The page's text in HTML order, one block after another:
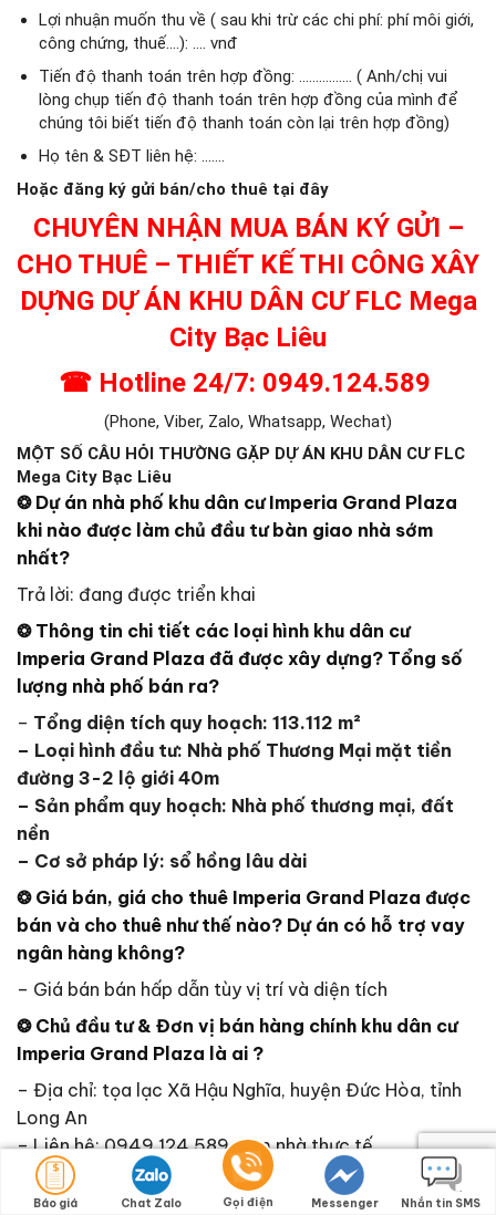
Lợi nhuận muốn thu về ( sau khi trừ các chi phí: phí môi giới,
công chứng, thuế….): …. vnđ
Tiến độ thanh toán trên hợp đồng: ……………. ( Anh/chị vui
lòng chụp tiến độ thanh toán trên hợp đồng của mình để
chúng tôi biết tiến độ thanh toán còn lại trên hợp đồng)
Họ tên & SĐT liên hệ: …….
Hoặc đăng ký gửi bán/cho thuê tại đây
CHUYÊN NHẬN MUA BÁN KÝ GỬI –
CHO THUÊ – THIẾT KẾ THI CÔNG XÂY
DỰNG DỰ ÁN KHU DÂN CƯ FLC Mega
City Bạc Liêu
☎ Hotline 24/7: 0949.124.589
(Phone, Viber, Zalo, Whatsapp, Wechat)
MỘT SỐ CÂU HỎI THƯỜNG GẶP DỰ ÁN KHU DÂN CƯ FLC
Mega City Bạc Liêu
❂ Dự án nhà phố khu dân cưImperia Grand Plaza
khi nào được làm chủ đầu tư bàn giao nhà sớm
nhất?
Trả lời: đang được triển khai
❂ Thông tin chi tiết các loại hình khu dân cư
Imperia Grand Plaza đã được xây dựng? Tổng số
lượng nhà phố bán ra?
– Tổng diện tích quy hoạch: 113.112 m²
– Loại hình đầu tư: Nhà phố Thương Mại mặt tiền
đường 3-2 lộ giới 40m
– Sản phẩm quy hoạch: Nhà phố thương mại, đất
nền
– Cơ sở pháp lý: sổ hồng lâu dài
❂ Giá bán, giá cho thuê Imperia Grand Plaza được
bán và cho thuê như thế nào? Dự án có hỗ trợ vay
ngân hàng không?
– Giá bán bán hấp dẫn tùy vị trí và diện tích
❂ Chủ đầu tư & Đơn vị bán hàng chính khu dân cư
Imperia Grand Plaza là ai ?
– Địa chỉ: tọa lạc Xã Hậu Nghĩa, huyện Đức Hòa, tỉnh
Long An
– Liên hệ: 0949.124.589 xem nhà thực tế
– Chủ dự án
Imperia Grand Plaza là:MIK GROUP
– Đơn vị bán hàng chính là: Vincom-Shophuse –
Báo giá Chat Zalo Gọi điện Messenger Nhắn tin SMS